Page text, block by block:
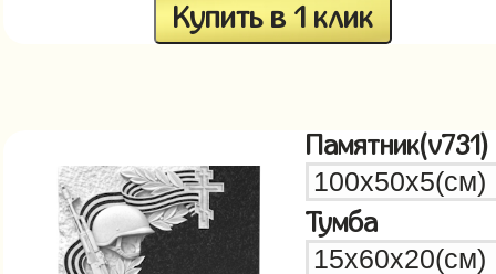
Купить в 1 клик
Памятник(v731)
Тумба